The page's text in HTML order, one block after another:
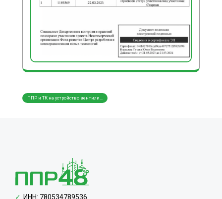
ППР и ТК на устройство вентили...
ИНН: 780534789536